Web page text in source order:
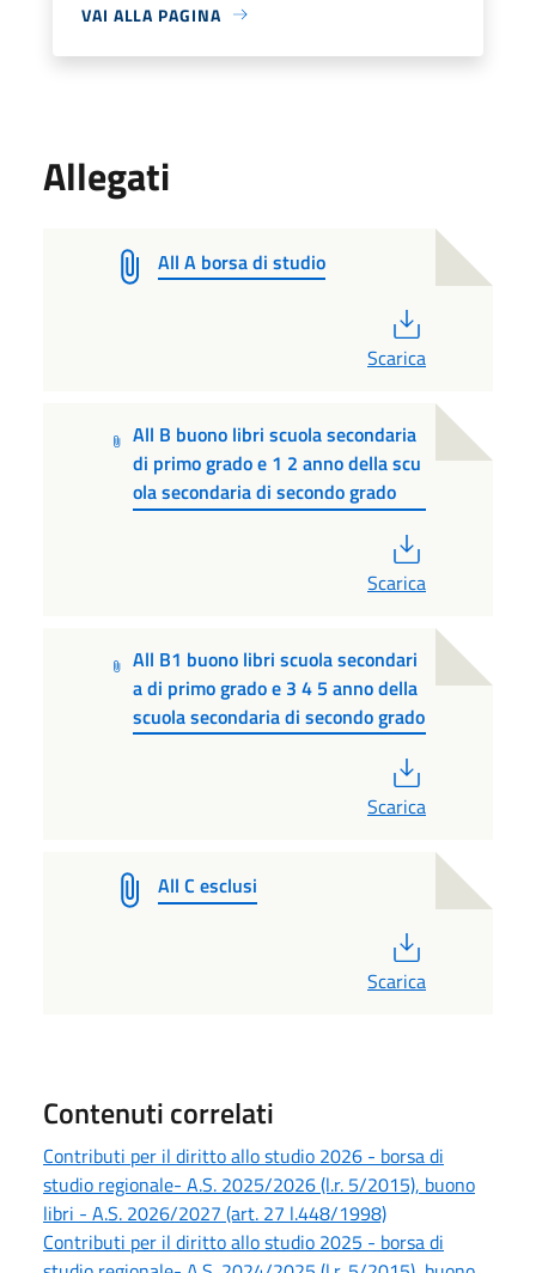
VAI ALLA PAGINA
Allegati
All A borsa di studio
Scarica
All B buono libri scuola secondaria
di primo grado e 1 2 anno della scu
ola secondaria di secondo grado
Scarica
All B1 buono libri scuola secondari
a di primo grado e 3 4 5 anno della
scuola secondaria di secondo grado
Scarica
All C esclusi
Scarica
Contenuti correlati
Contributi per il diritto allo studio 2026 - borsa di
studio regionale- A.S. 2025/2026 (l.r. 5/2015), buono
libri - A.S. 2026/2027 (art. 27 l.448/1998)
Contributi per il diritto allo studio 2025 - borsa di